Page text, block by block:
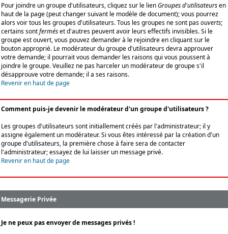
Pour joindre un groupe d'utilisateurs, cliquez sur le lienGroupes d'utilisateursen
haut de la page (peut changer suivant le modèle de document); vous pourrez
alors voir tous les groupes d'utilisateurs. Tous les groupes ne sont pasouverts;
certains sontferméset d'autres peuvent avoir leurs effectifs invisibles. Si le
groupe est ouvert, vous pouvez demander à le rejoindre en cliquant sur le
bouton approprié. Le modérateur du groupe d'utilisateurs devra approuver
votre demande; il pourrait vous demander les raisons qui vous poussent à
joindre le groupe. Veuillez ne pas harceler un modérateur de groupe s'il
désapprouve votre demande; il a ses raisons.
Revenir en haut de page
Comment puis-je devenir le modérateur d'un groupe d'utilisateurs ?
Les groupes d'utilisateurs sont initiallement créés par l'administrateur; il y
assigne également un modérateur. Si vous êtes intéressé par la création d'un
groupe d'utilisateurs, la première chose à faire sera de contacter
l'administrateur; essayez de lui laisser un message privé.
Revenir en haut de page
Messagerie Privée
Je ne peux pas envoyer de messages privés !